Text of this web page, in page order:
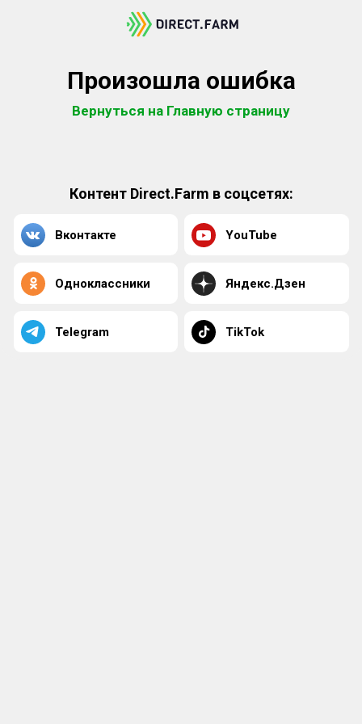
Произошла ошибка
Вернуться на Главную страницу
Контент Direct.Farm в соцсетях:
Вконтакте YouTube
Одноклассники Яндекс.Дзен
Telegram TikTok